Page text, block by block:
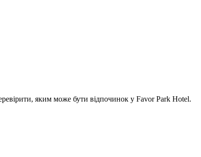
яким може бути відпочинок у Favor Park Hotel.